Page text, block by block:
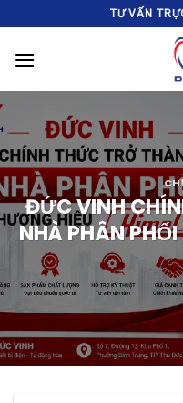
to
content
TƯ VẤN
ĐỨC VINH
NHÀ PHÂN